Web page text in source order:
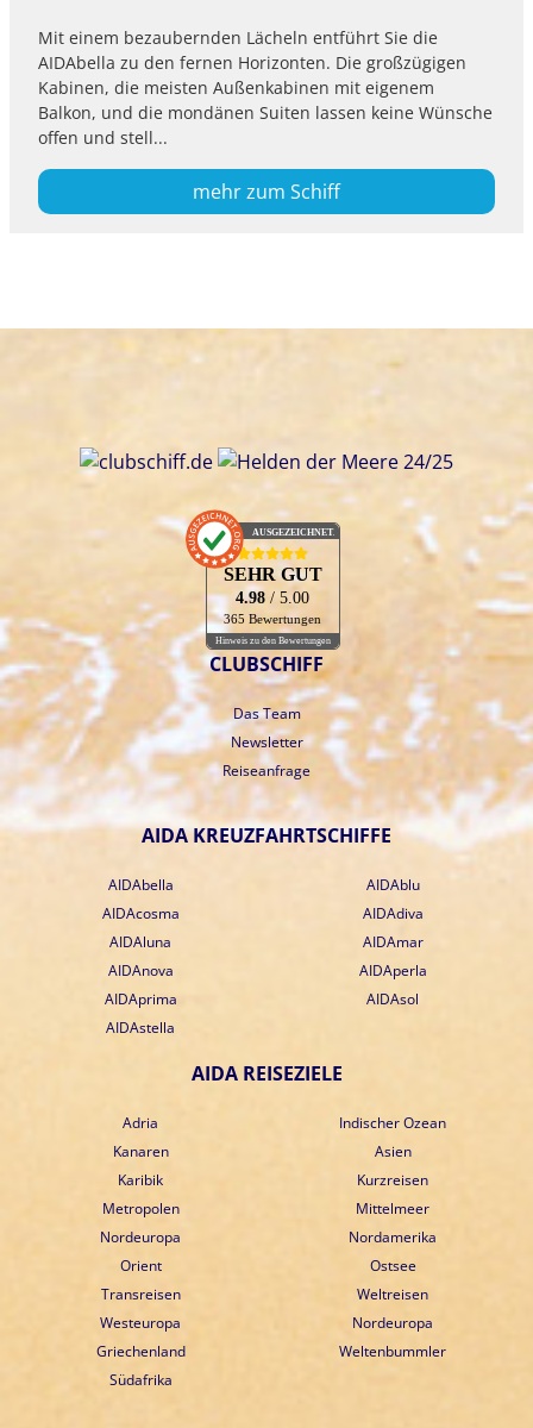
Mit einem bezaubernden Lächeln entführt Sie die
AIDAbella zu den fernen Horizonten. Die großzügigen
Kabinen, die meisten Außenkabinen mit eigenem
Balkon, und die mondänen Suiten lassen keine Wünsche
offen und stell...
mehr zum Schiff
AUSGEZEICHNET.org
SEHR GUT
4.98/ 5.00
365 Bewertungen
Hinweis zu den Bewertungen
CLUBSCHIFF
Das Team
Newsletter
Reiseanfrage
AIDA KREUZFAHRTSCHIFFE
AIDAbella
AIDAblu
AIDAcosma
AIDAdiva
AIDAluna
AIDAmar
AIDAnova
AIDAperla
AIDAprima
AIDAsol
AIDAstella
AIDA REISEZIELE
Adria
Indischer Ozean
Kanaren
Asien
Karibik
Kurzreisen
Metropolen
Mittelmeer
Nordeuropa
Nordamerika
Orient
Ostsee
Transreisen
Weltreisen
Westeuropa
Nordeuropa
Griechenland
Weltenbummler
Südafrika